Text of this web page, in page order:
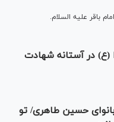
باقر علیه السلام.
در آستانه شهادت
حسین طاهری/ تو